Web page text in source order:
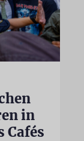
in
Cafés